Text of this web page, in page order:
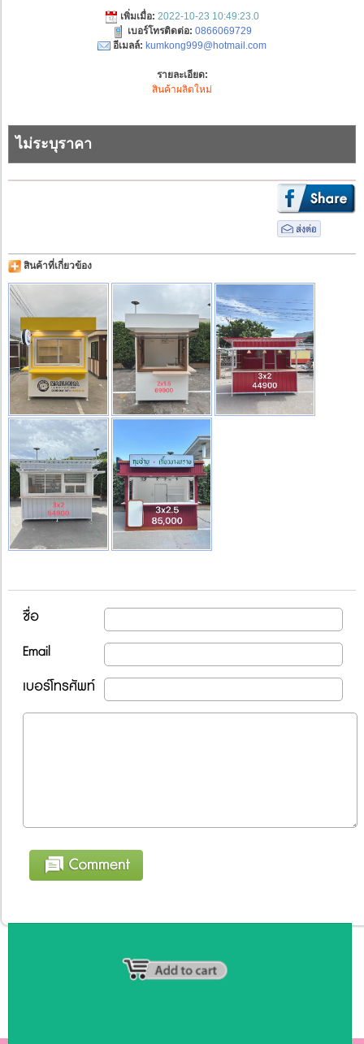
เพิ่มเมื่อ: 2022-10-23 10:49:23.0
เบอร์โทรติดต่อ: 0866069729
อีเมลล์: kumkong999@hotmail.com
รายละเอียด:
สินค้าผลิตใหม่
ไม่ระบุราคา
สินค้าที่เกี่ยวข้อง
ชื่อ
Email
เบอร์โทรศัพท์